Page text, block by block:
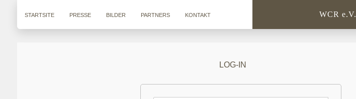
STARTSITE PRESSE BILDER PARTNERS KONTAKT WCR e.V.
LOG-IN